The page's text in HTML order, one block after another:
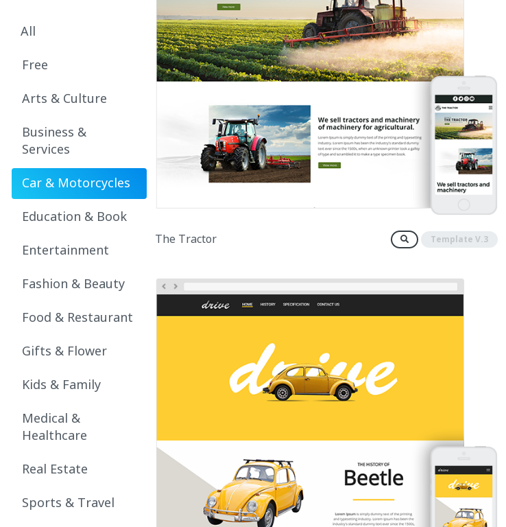
All
Free
Arts & Culture
Business &
Services
Car & Motorcycles
Education & Book
Entertainment
Fashion & Beauty
Food & Restaurant
Gifts & Flower
Kids & Family
Medical &
Healthcare
Real Estate
Sports & Travel
The Tractor Template V.3